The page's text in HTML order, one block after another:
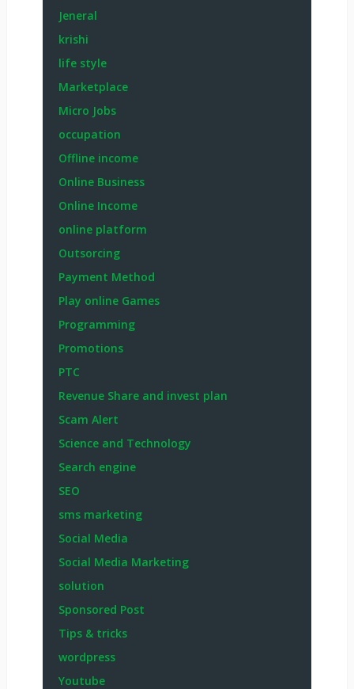
Jeneral
krishi
life style
Marketplace
Micro Jobs
occupation
Offline income
Online Business
Online Income
online platform
Outsorcing
Payment Method
Play online Games
Programming
Promotions
PTC
Revenue Share and invest plan
Scam Alert
Science and Technology
Search engine
SEO
sms marketing
Social Media
Social Media Marketing
solution
Sponsored Post
Tips & tricks
wordpress
Youtube